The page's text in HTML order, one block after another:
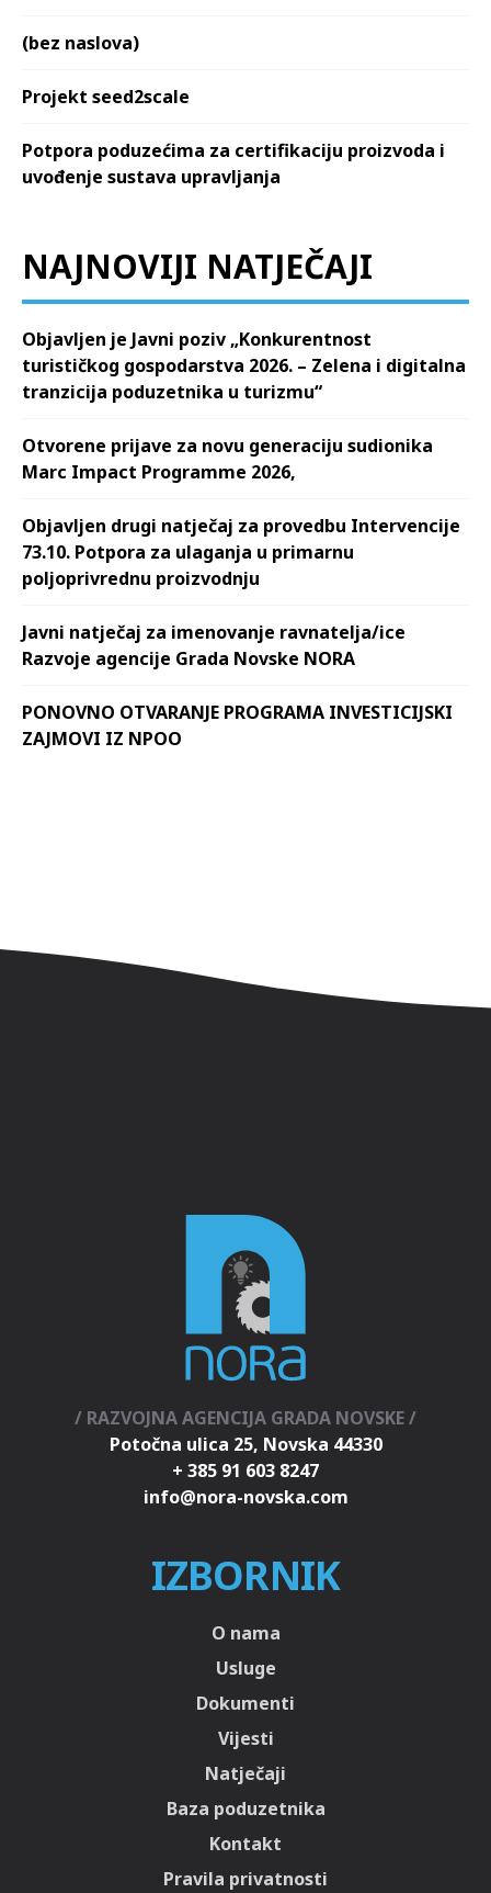
(bez naslova)
Projekt seed2scale
Potpora poduzećima za certifikaciju proizvoda i
uvođenje sustava upravljanja
NAJNOVIJI NATJEČAJI
Objavljen je Javni poziv „Konkurentnost
turističkog gospodarstva 2026. – Zelena i digitalna
tranzicija poduzetnika u turizmu“
Otvorene prijave za novu generaciju sudionika
Marc Impact Programme 2026,
Objavljen drugi natječaj za provedbu Intervencije
73.10. Potpora za ulaganja u primarnu
poljoprivrednu proizvodnju
Javni natječaj za imenovanje ravnatelja/ice
Razvoje agencije Grada Novske NORA
PONOVNO OTVARANJE PROGRAMA INVESTICIJSKI
ZAJMOVI IZ NPOO
/ RAZVOJNA AGENCIJA GRADA NOVSKE /
Potočna ulica 25, Novska 44330
+ 385 91 603 8247
IZBORNIK
O nama
Usluge
Dokumenti
Vijesti
Natječaji
Baza poduzetnika
Kontakt
Pravila privatnosti